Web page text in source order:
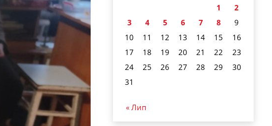
1
2
3
4 5 6 7 8
9
10
11 12 13 14 15
16
17
18 19 20 21 22
23
24
25 26 27 28 29
30
31
« Лип